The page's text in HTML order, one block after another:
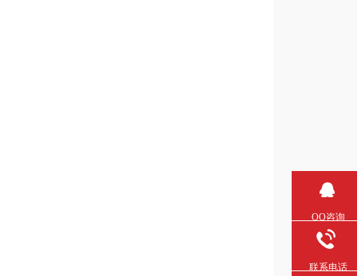
QQ咨询
联系电话